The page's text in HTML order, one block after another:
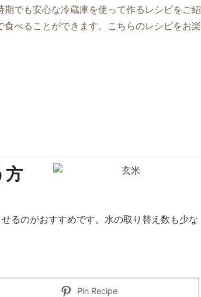
でも安心な冷蔵庫を使って作るレシピをご紹
べることができます。こちらのレシピをお楽
方
るのがおすすめです。水の取り替え数も少な
Pin Recipe